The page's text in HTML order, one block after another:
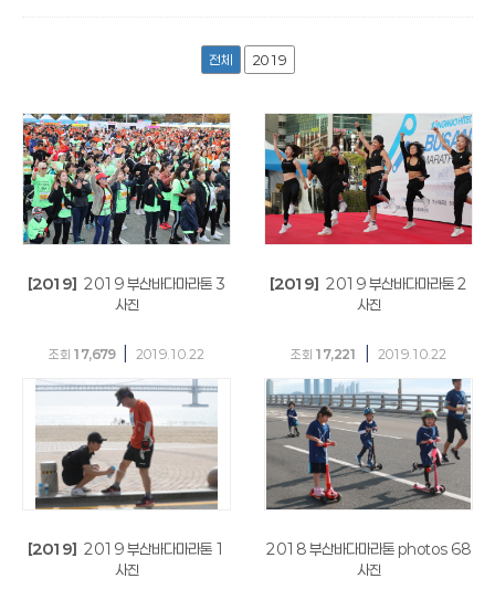
전체 2019
[2019] 2019 부산바다마라톤 3
사진
조회 17,679 2019.10.22
[2019] 2019 부산바다마라톤 2
사진
조회 17,221 2019.10.22
[2019] 2019 부산바다마라톤 1
사진
2018 부산바다마라톤 photos 68
사진